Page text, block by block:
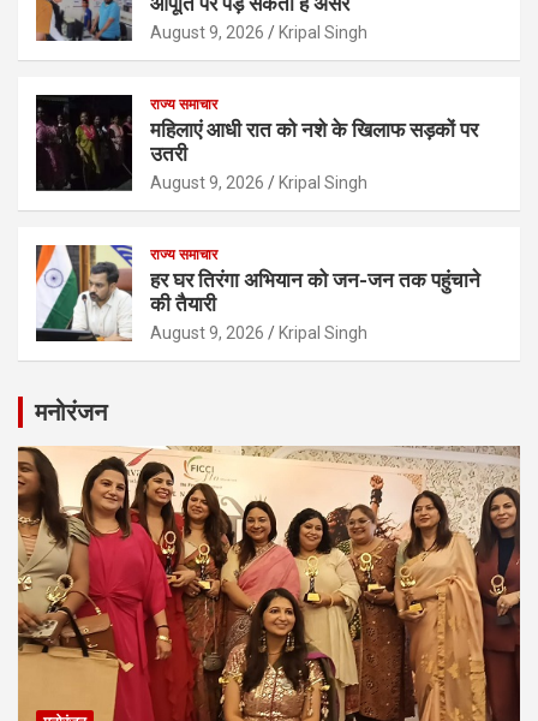
August 9, 2026 Kripal Singh
राज्य समाचार
महिलाएं आधी रात को नशे के खिलाफ सड़कों पर
उतरी
August 9, 2026 Kripal Singh
राज्य समाचार
हर घर तिरंगा अभियान को जन-जन तक पहुंचाने
की तैयारी
August 9, 2026 Kripal Singh
मनोरंजन